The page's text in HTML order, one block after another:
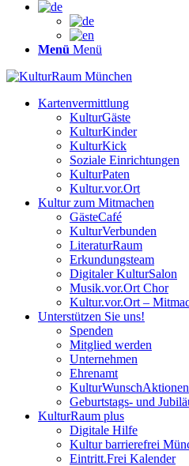
Menü Menü
Kartenvermittlung
KulturGäste
KulturKinder
KulturKick
Soziale Einrichtungen
KulturPaten
Kultur.vor.Ort
Kultur zum Mitmachen
GästeCafé
KulturVerbunden
LiteraturRaum
Erkundungsteam
Digitaler KulturSalon
Musik.vor.Ort Chor
Kultur.vor.Ort –
Unterstützen Sie uns!
Spenden
Mitglied werden
Unternehmen
Ehrenamt
KulturWunschAktionen
Geburtstags- und
KulturRaum plus
Digitale Hilfe
Kultur barrierefrei
Eintritt.Frei Kalender